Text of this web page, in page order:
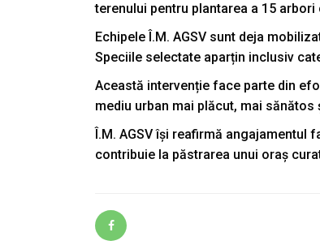
terenului pentru plantarea a 15
Echipele Î.M. AGSV sunt deja
Speciile selectate aparțin inclusiv
Această intervenție face parte din
mediu urban mai plăcut, mai sănătos
Î.M. AGSV își reafirmă angajamentul
contribuie la păstrarea unui oraș